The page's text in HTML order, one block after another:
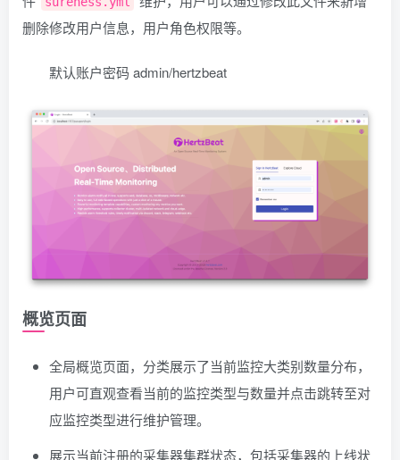
删除修改用户信息，用户角色权限等。
默认账户密码 admin/hertzbeat
概览页面
全局概览页面，分类展示了当前监控大类别数量分布，
用户可直观查看当前的监控类型与数量并点击跳转至对
应监控类型进行维护管理。
展示当前注册的采集器集群状态，包括采集器的上线状